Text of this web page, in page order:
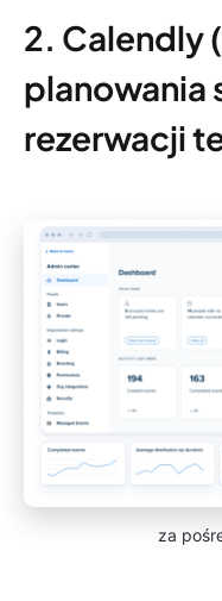
2. Calendly
planowania
rezerwacji
za